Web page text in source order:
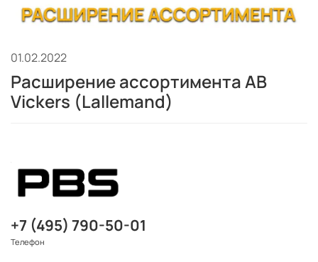
01.02.2022
Расширение ассортимента AB
Vickers (Lallemand)
+7 (495) 790-50-01
Телефон